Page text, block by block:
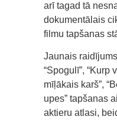
arī tagad tā
dokumentālais
filmu tapšanas
Jaunais
“Spogulī”, “Kurp
mīļākais karš”,
upes” tapšanas
aktieru atlasi,